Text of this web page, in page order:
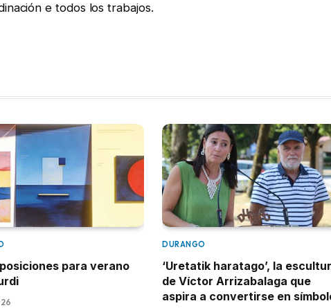
e todos los trabajos.
para verano
DURANGO
‘Uretatik haratago’, la
de Víctor Arrizabalaga que
aspira a convertirse en